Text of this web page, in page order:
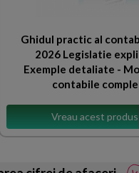
Ghidul practic al
2026 Legislatie
Exemple detaliate -
contabile
Vreau acest